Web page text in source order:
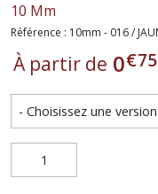
10 Mm
Référence : 10mm - 016 /
À partir de 0€75